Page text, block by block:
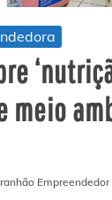
meio
Empreendedor